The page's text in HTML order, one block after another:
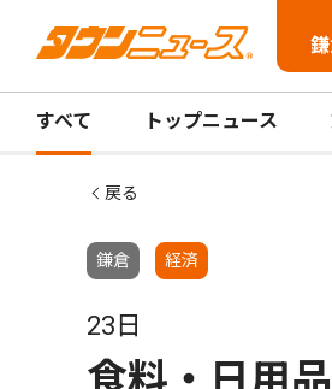
すべて トップニュース
戻る
鎌倉 経済
23日
食料・日用